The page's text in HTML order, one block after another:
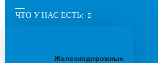
ЧТО У НАС ЕСТЬ:
Железнодорожные